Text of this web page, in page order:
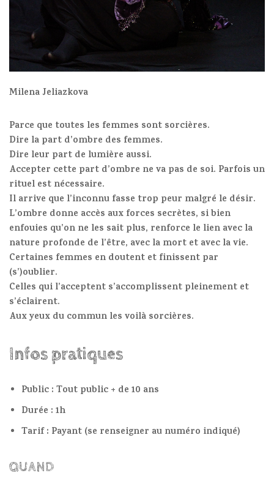
Milena Jeliazkova
Parce que toutes les femmes sont sorcières.
Dire la part d’ombre des femmes.
Dire leur part de lumière aussi.
Accepter cette part d’ombre ne va pas de soi. Parfois un
rituel est nécessaire.
Il arrive que l’inconnu fasse trop peur malgré le désir.
L’ombre donne accès aux forces secrètes, si bien
enfouies qu’on ne les sait plus, renforce le lien avec la
nature profonde de l’être, avec la mort et avec la vie.
Certaines femmes en doutent et finissent par
(s’)oublier.
Celles qui l’acceptent s’accomplissent pleinement et
s’éclairent.
Aux yeux du commun les voilà sorcières.
Infos pratiques
Public : Tout public + de 10 ans
Durée : 1h
Tarif : Payant (se renseigner au numéro indiqué)
QUAND